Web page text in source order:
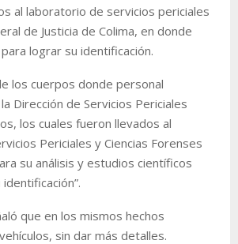
al laboratorio de servicios periciales
de Justicia de Colima, en donde
lograr su identificación.
los cuerpos donde personal
Dirección de Servicios Periciales
los cuales fueron llevados al
Periciales y Ciencias Forenses
su análisis y estudios científicos
que en los mismos hechos
sin dar más detalles.